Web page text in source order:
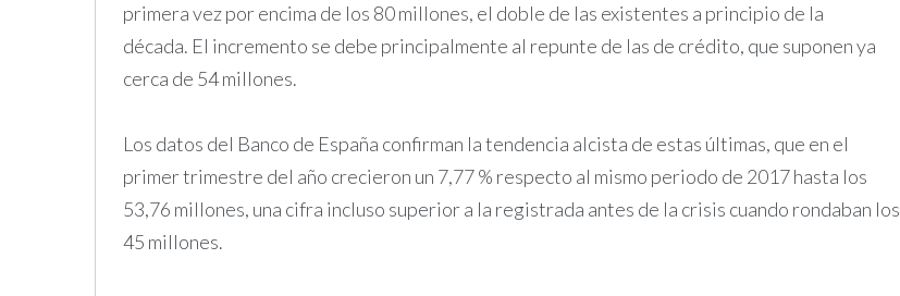
primera vez por encima de los 80 millones, el doble de las existentes a principio de la
década. El incremento se debe principalmente al repunte de las de crédito, que suponen ya
cerca de 54 millones.
Los datos del Banco de España confirman la tendencia alcista de estas últimas, que en el
primer trimestre del año crecieron un 7,77 % respecto al mismo periodo de 2017 hasta los
53,76 millones, una cifra incluso superior a la registrada antes de la crisis cuando rondaban los
45 millones.